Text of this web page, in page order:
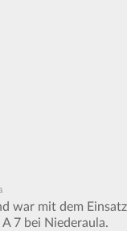
war mit dem
7 bei Niederaula.